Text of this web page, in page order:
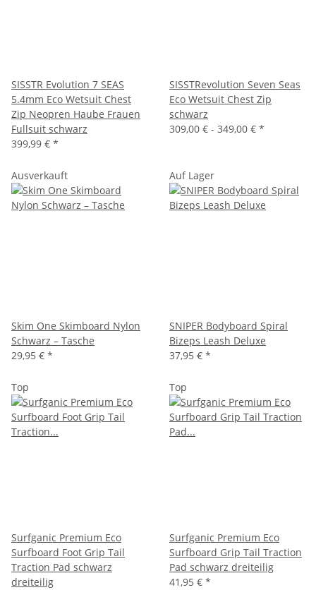
SISSTR Evolution 7 SEAS
5.4mm Eco Wetsuit Chest
Zip Neopren Haube Frauen
Fullsuit schwarz
399,99 € *
SISSTRevolution Seven Seas
Eco Wetsuit Chest Zip
schwarz
309,00 € - 349,00 € *
Ausverkauft
Skim One Skimboard Nylon
Schwarz – Tasche
29,95 € *
Auf Lager
SNIPER Bodyboard Spiral
Bizeps Leash Deluxe
37,95 € *
Top
Surfganic Premium Eco
Surfboard Foot Grip Tail
Traction Pad schwarz
dreiteilig
Top
Surfganic Premium Eco
Surfboard Grip Tail Traction
Pad schwarz dreiteilig
41,95 € *